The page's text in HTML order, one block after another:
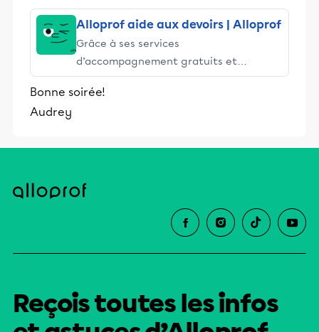
Alloprof aide aux devoirs | Alloprof
Grâce à ses services
d’accompagnement gratuits et
stimulants, Alloprof engage les élèves
et leurs parents dans la réussite
Bonne soirée!
Audrey
Reçois toutes les infos